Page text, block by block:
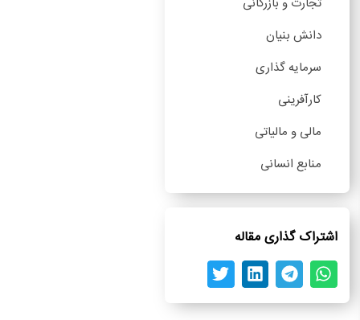
دانش بنیان
سرمایه گذاری
کارآفرینی
مالی و مالیاتی
منابع انسانی
اشتراک گذاری مقاله